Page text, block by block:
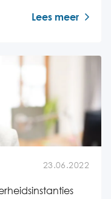
Lees meer
23.06.2022